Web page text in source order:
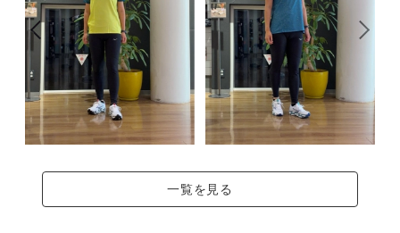
一覧を見る